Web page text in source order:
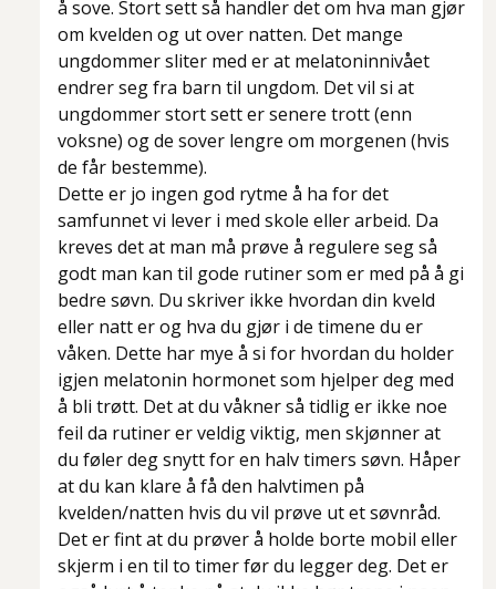
å sove. Stort sett så handler det om hva man gjør
om kvelden og ut over natten. Det mange
ungdommer sliter med er at melatoninnivået
endrer seg fra barn til ungdom. Det vil si at
ungdommer stort sett er senere trott (enn
voksne) og de sover lengre om morgenen (hvis
de får bestemme).
Dette er jo ingen god rytme å ha for det
samfunnet vi lever i med skole eller arbeid. Da
kreves det at man må prøve å regulere seg så
godt man kan til gode rutiner som er med på å gi
bedre søvn. Du skriver ikke hvordan din kveld
eller natt er og hva du gjør i de timene du er
våken. Dette har mye å si for hvordan du holder
igjen melatonin hormonet som hjelper deg med
å bli trøtt. Det at du våkner så tidlig er ikke noe
feil da rutiner er veldig viktig, men skjønner at
du føler deg snytt for en halv timers søvn. Håper
at du kan klare å få den halvtimen på
kvelden/natten hvis du vil prøve ut et søvnråd.
Det er fint at du prøver å holde borte mobil eller
skjerm i en til to timer før du legger deg. Det er